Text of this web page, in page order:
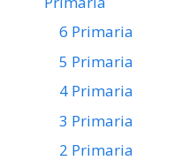
6 Primaria
5 Primaria
4 Primaria
3 Primaria
2 Primaria